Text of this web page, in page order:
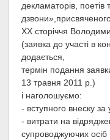
декламаторів, поетів
ХХ сторіччя
(заявка до участі в
додається,
термін подання
13 травня 2011 р.)
і наголошуємо:
- вступного внеску за
- витрати на
супроводжуючих осіб